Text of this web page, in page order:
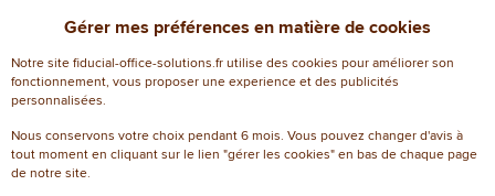
Type de papier blanc
Papiers
multifonctions
Informations environnementales
Biodégradable
Oui
Gérer mes préférences en matière de cookies
Notre site fiducial-office-solutions.fr utilise des cookies pour améliorer son
fonctionnement, vous proposer une experience et des publicités
personnalisées.
Nous conservons votre choix pendant 6 mois. Vous pouvez changer d'avis à
tout moment en cliquant sur le lien "gérer les cookies" en bas de chaque page
de notre site.